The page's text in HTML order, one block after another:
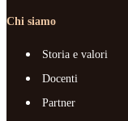
Chi siamo
Storia e valori
Docenti
Partner